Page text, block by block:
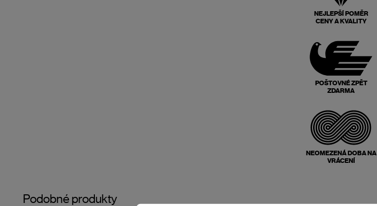
NEJLEPŠÍ POMĚR
CENY A KVALITY
POŠTOVNÉ ZPĚT
ZDARMA
NEOMEZENÁ DOBA NA
VRÁCENÍ
Podobné produkty